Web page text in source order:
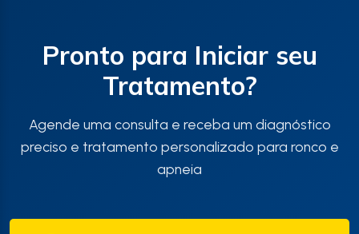
Pronto para Iniciar seu
Tratamento?
Agende uma consulta e receba um diagnóstico
preciso e tratamento personalizado para ronco e
apneia